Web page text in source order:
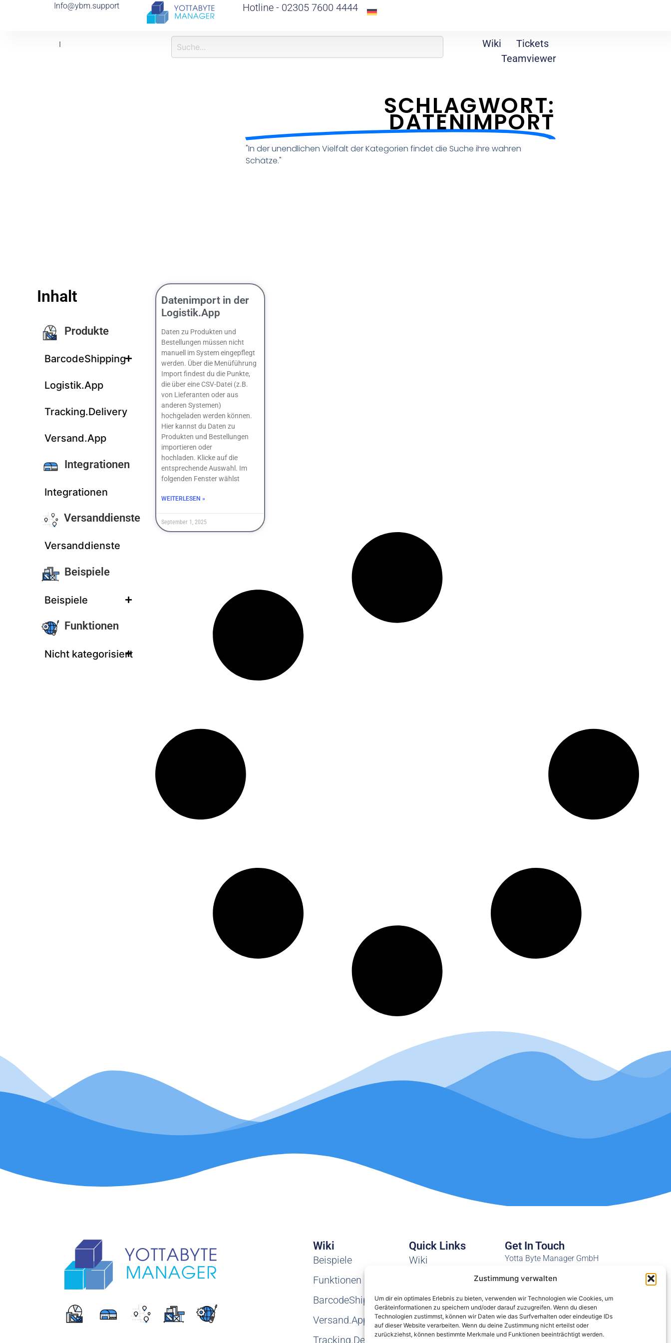
Zustimmung verwalten
Um dir ein optimales Erlebnis zu bieten, verwenden wir Technologien wie Cookies, um
Geräteinformationen zu speichern und/oder darauf zuzugreifen. Wenn du diesen
Technologien zustimmst, können wir Daten wie das Surfverhalten oder eindeutige IDs
auf dieser Website verarbeiten. Wenn du deine Zustimmung nicht erteilst oder
zurückziehst, können bestimmte Merkmale und Funktionen beeinträchtigt werden.
Info@ybm.support Hotline - 02305 7600 4444
I Wiki
Tickets
Teamviewer
SCHLAGWORT:
DATENIMPORT
"In der unendlichen Vielfalt der Kategorien findet die Suche ihre wahren
Schätze."
Inhalt
Produkte
BarcodeShipping
Logistik.App
Tracking.Delivery
Versand.App
Integrationen
Integrationen
Versanddienste
Versanddienste
Beispiele
Beispiele
Funktionen
Nicht kategorisiert
Datenimport in der
Logistik.App
Daten zu Produkten und
Bestellungen müssen nicht
manuell im System eingepflegt
werden. Über die Menüführung
Import findest du die Punkte,
die über eine CSV-Datei (z.B.
von Lieferanten oder aus
anderen Systemen)
hochgeladen werden können.
Hier kannst du Daten zu
Produkten und Bestellungen
importieren oder
hochladen. Klicke auf die
entsprechende Auswahl. Im
folgenden Fenster wählst
WEITERLESEN »
September 1, 2025
Wiki
Beispiele
Funktionen
BarcodeShipping
Versand.App
Tracking.Delivery
Quick Links
Wiki
Teamviewer
Get In Touch
Yotta Byte Manager GmbH
44575 Castrop-Rauxel
Email:
ticket@ybm.support
Tel: +49 2305 7600 4444